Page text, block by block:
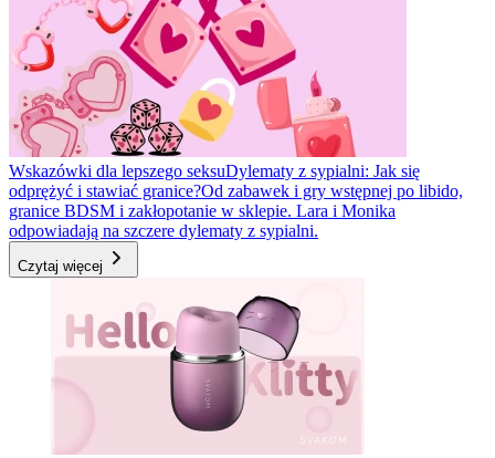
Wskazówki dla lepszego seksuDylematy z sypialni: Jak się
odprężyć i stawiać granice?Od zabawek i gry wstępnej po libido,
granice BDSM i zakłopotanie w sklepie. Lara i Monika
odpowiadają na szczere dylematy z sypialni.
Czytaj więcej